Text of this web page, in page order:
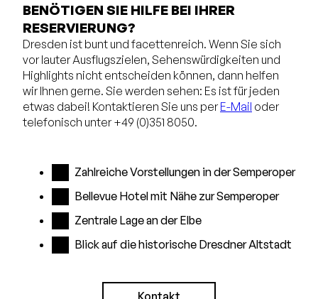
BENÖTIGEN SIE HILFE BEI IHRER
RESERVIERUNG?
Dresden ist bunt und facettenreich. Wenn Sie sich
vor lauter Ausflugszielen, Sehenswürdigkeiten und
Highlights nicht entscheiden können, dann helfen
wir Ihnen gerne. Sie werden sehen: Es ist für jeden
etwas dabei! Kontaktieren Sie uns perE-Mail oder
telefonisch unter +49 (0)351 8050.
Zahlreiche Vorstellungen in der Semperoper
Bellevue Hotel mit Nähe zur Semperoper
Zentrale Lage an der Elbe
Blick auf die historische Dresdner Altstadt
Kontakt